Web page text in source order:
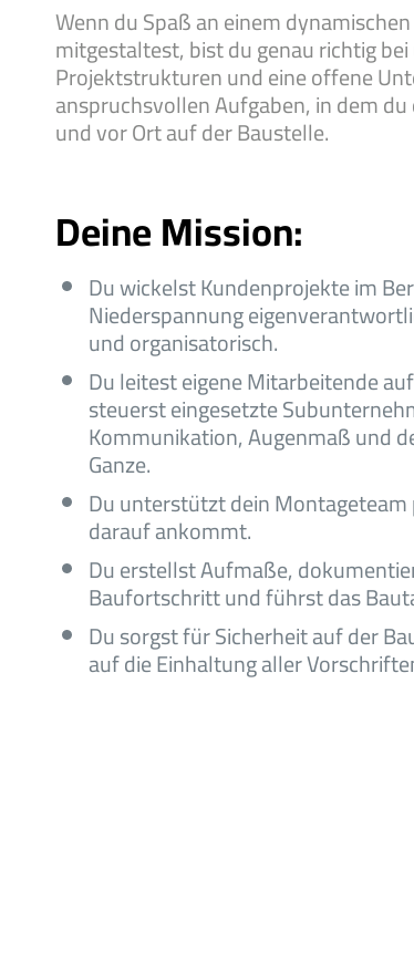
Wenn du Spaß an einem
mitgestaltest, bist du genau richtig
Projektstrukturen und eine offene
anspruchsvollen Aufgaben, in dem
und vor Ort auf der Baustelle.
Deine Mission:
Du wickelst Kundenprojekte im
Niederspannung
und organisatorisch.
Du leitest eigene Mitarbeitende
steuerst eingesetzte
Kommunikation, Augenmaß und
Ganze.
Du unterstützt dein
darauf ankommt.
Du erstellst Aufmaße,
Baufortschritt und führst das
Du sorgst für Sicherheit auf der
auf die Einhaltung aller